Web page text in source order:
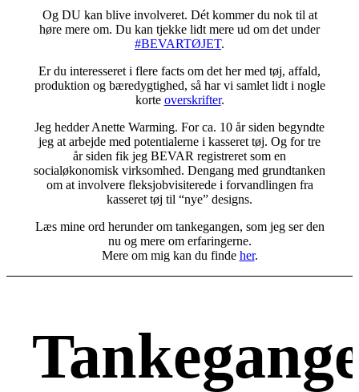
Og DU kan blive involveret. Dét kommer du nok til at
høre mere om. Du kan tjekke lidt mere ud om det under
#BEVARTØJET.
Er du interesseret i flere facts om det her med tøj, affald,
produktion og bæredygtighed, så har vi samlet lidt i nogle
korte overskrifter.
Jeg hedder Anette Warming. For ca. 10 år siden begyndte
jeg at arbejde med potentialerne i kasseret tøj. Og for tre
år siden fik jeg BEVAR registreret som en
socialøkonomisk virksomhed. Dengang med grundtanken
om at involvere fleksjobvisiterede i forvandlingen fra
kasseret tøj til “nye” designs.
Læs mine ord herunder om tankegangen, som jeg ser den
nu og mere om erfaringerne.
Mere om mig kan du finde her.